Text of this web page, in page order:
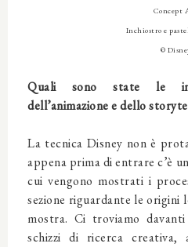
Concept
Inchiostro e
©
Quali sono state le
dell’animazione e dello
La tecnica Disney non è
appena prima di entrare c’è
cui vengono mostrati i
sezione riguardante le origini
mostra. Ci troviamo
schizzi di ricerca creativa,